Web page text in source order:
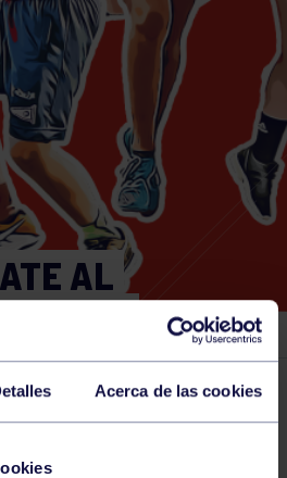
Acerca de las cookies
AL